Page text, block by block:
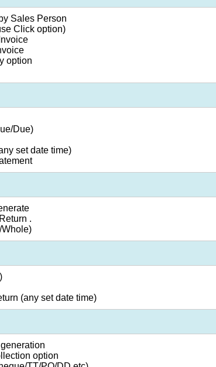
Sales Person
Click option)
option
Due)
set date time)
.
(any set date time)
option